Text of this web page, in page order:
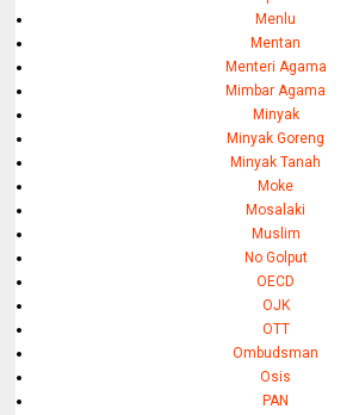
Menlu
Mentan
Menteri Agama
Mimbar Agama
Minyak
Minyak Goreng
Minyak Tanah
Moke
Mosalaki
Muslim
No Golput
OECD
OJK
OTT
Ombudsman
Osis
PAN